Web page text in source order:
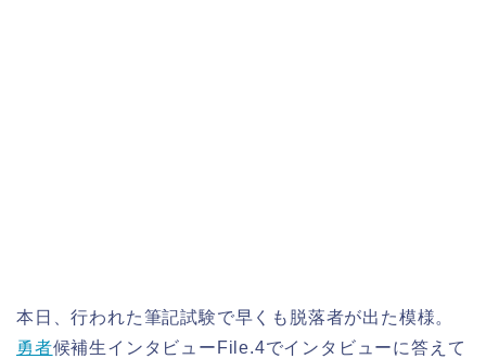
本日、行われた筆記試験で早くも脱落者が出た模様。
勇者候補生インタビューFile.4でインタビューに答えて